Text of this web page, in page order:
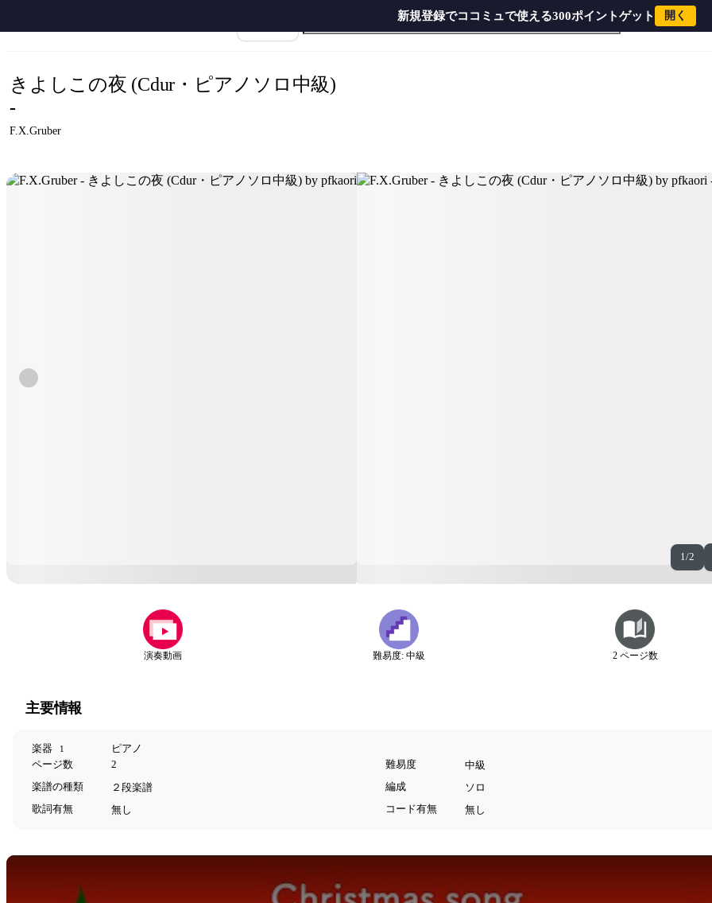
新規登録でココミュで使える300ポイントゲット 開く
F.X.Gruber - きよしこの夜 (Cdur・ピアノソロ中級) by pfkaori
1/2
きよしこの夜 (Cdur・ピアノソロ中級)
-
F.X.Gruber
演奏動画 難易度: 中級 2 ページ数
主要情報
楽器 1
ピアノ
ページ数
2 難易度
中級
楽譜の種類
２段楽譜 編成
ソロ
歌詞有無
無し コード有無 無し